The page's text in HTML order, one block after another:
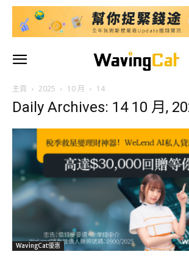
主頁 2025 10 月 14
Daily Archives: 14 10 月,
WavingCat優惠